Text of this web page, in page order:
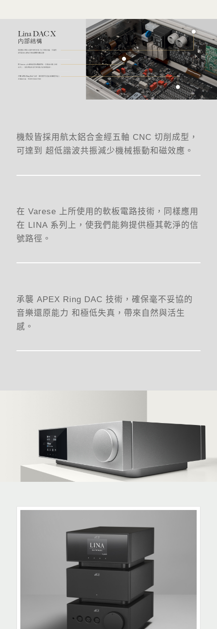
機殼皆採用航太鋁合金經五軸 CNC 切削成型，
可達到 超低諧波共振減少機械振動和磁效應。
在 Varese 上所使用的軟板電路技術，同樣應用
在 LINA 系列上，使我們能夠提供極其乾淨的信
號路徑。
承襲 APEX Ring DAC 技術，確保毫不妥協的
音樂還原能力 和極低失真，帶來自然與活生
感。